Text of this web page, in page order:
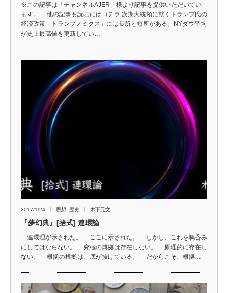
※この記事は「チャンネルAJER」様より記事を提供いただいてい
ます。 他の記事も読むにはコチラ 次期大統領に就くトランプ氏の
経済政策「トランプノミクス」には長所と短所がある。NYダウ平均
が史上最高値を更新してい…
2017/1/24 思想 歴史 木下元文
『夢幻典』[拾式] 連環論
連環理が示された。 ここに示された。 しかし、これを鵜呑み
にしてはならない。 究極の典拠は存在しない。 原理的に存在し
ない。 根拠の根拠は、底が抜けている。 だからこそ、根拠…